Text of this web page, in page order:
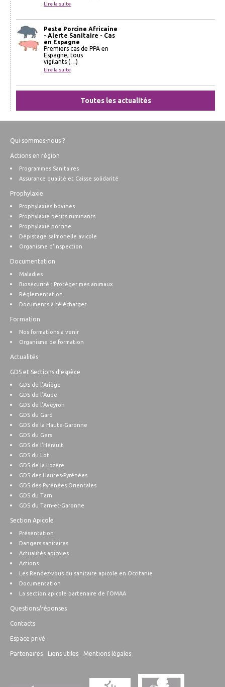
Lire la suite
Peste Porcine Africaine
- Alerte Sanitaire - Cas
en Espagne
Premiers cas de PPA en
Espagne, tous
vigilants (…)
Lire la suite
Toutes les actualités
Qui sommes-nous ?
Actions en région
Programmes Sanitaires
Assurance qualité et Caisse solidarité
Prophylaxie
Prophylaxies bovines
Prophylaxie petits ruminants
Prophylaxie porcine
Dépistage salmonelle avicole
Organisme d’Inspection
Documentation
Maladies
Biosécurité : Protéger mes animaux
Réglementation
Documents à télécharger
Formation
Nos formations à venir
Organisme de formation
Actualités
GDS et Sections d’espèce
GDS de l’Ariège
GDS de l’Aude
GDS de l’Aveyron
GDS du Gard
GDS de la Haute-Garonne
GDS du Gers
GDS de l’Hérault
GDS du Lot
GDS de la Lozère
GDS des Hautes-Pyrénées
GDS des Pyrénées Orientales
GDS du Tarn
GDS du Tarn-et-Garonne
Section Apicole
Présentation
Dangers sanitaires
Actualités apicoles
Actions
Les Rendez-vous du sanitaire apicole en Occitanie
Documentation
La section apicole partenaire de l’OMAA
Questions/réponses
Contacts
Espace privé
Partenaires Liens utiles Mentions légales